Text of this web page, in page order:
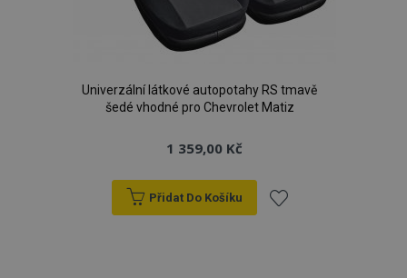
Univerzální látkové autopotahy RS tmavě
šedé vhodné pro Chevrolet Matiz
1 359,00 Kč
Přidat Do Košíku